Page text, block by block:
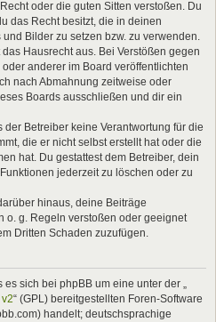
oder die guten Sitten verstoßen. Du
das Recht besitzt, die in deinen
Bilder zu setzen bzw. zu verwenden.
Hausrecht aus. Bei Verstößen gegen
anderer im Board veröffentlichten
nach Abmahnung zeitweise oder
Boards ausschließen und dir ein
der Betreiber keine Verantwortung für die
die er nicht selbst erstellt hat oder die
hat. Du gestattest dem Betreiber, dein
jederzeit zu löschen oder zu
hinaus, deine Beiträge
o. g. Regeln verstoßen oder geeignet
Dritten Schaden zuzufügen.
es sich bei phpBB um eine unter der „
“ (GPL) bereitgestellten Foren-Software
handelt; deutschsprachige